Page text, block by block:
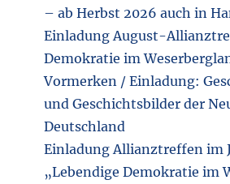
– ab Herbst 2026 auch in
Einladung August-
Demokratie im
Vormerken / Einladung:
und Geschichtsbilder der
Deutschland
Einladung Allianztreffen im
„Lebendige Demokratie im